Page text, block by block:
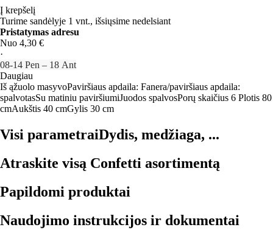
Į krepšelį
Turime sandėlyje 1 vnt., išsiųsime nedelsiant
Pristatymas adresu
Nuo 4,30 €
·
08‑14 Pen – 18 Ant
Daugiau
Iš ąžuolo masyvoPaviršiaus apdaila: Fanera/paviršiaus apdaila:
spalvotasSu matiniu paviršiumiJuodos spalvosPorų skaičius 6 Plotis 80
cmAukštis 40 cmGylis 30 cm
Visi parametraiDydis, medžiaga, ...
Atraskite visą Confetti asortimentą
Papildomi produktai
Naudojimo instrukcijos ir dokumentai